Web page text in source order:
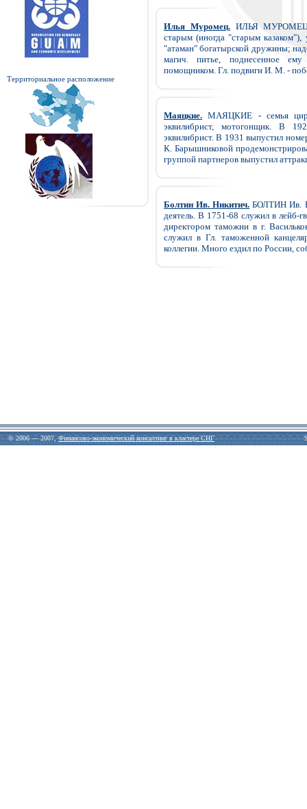
Территориальное расположение
Илья Муромец.ИЛЬЯ МУРОМЕЦ -
старым (иногда "старым
"атаман" богатырской дружины;
магич. питье, поднесенное
помощником. Гл. подвиги И. М. -
Маяцкие. МАЯЦКИЕ - семья
эквилибрист, мотогонщик. В
эквилибрист. В 1931 выпустил
К. Барышниковой
группой партнеров выпустил
Болтин Ив. Никитич. БОЛТИН Ив.
деятель. В 1751-68 служил в лейб-
директором таможни в г.
служил в Гл. таможенной
коллегии. Много ездил по России,
© 2006 — 2007,Финансово-экономический консалтинг в кластере СНГ